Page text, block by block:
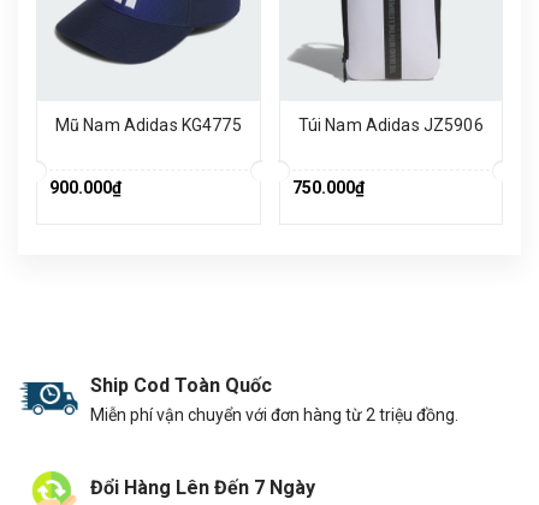
Mũ Nam Adidas KG4775
900.000₫
Túi Nam Adidas JZ5906
750.000₫
Ship Cod Toàn Quốc
Miễn phí vận chuyển với đơn hàng từ 2 triệu đồng.
Đổi Hàng Lên Đến 7 Ngày